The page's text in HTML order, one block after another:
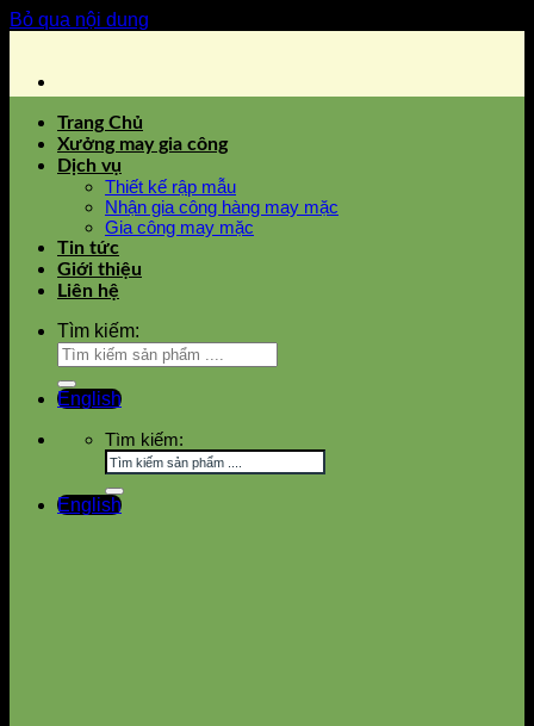
Bỏ qua nội dung
Trang Chủ
Xưởng may gia công
Dịch vụ
Thiết kế rập mẫu
Nhận gia công hàng may mặc
Gia công may mặc
Tin tức
Giới thiệu
Liên hệ
Tìm kiếm:
English
Tìm kiếm:
English